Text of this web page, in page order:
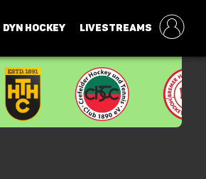
DYN HOCKEY LIVESTREAMS